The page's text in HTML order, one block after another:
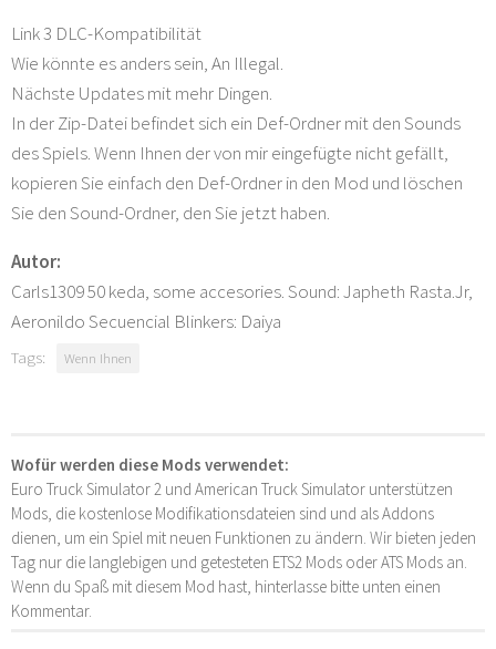
Link 3 DLC-Kompatibilität
Wie könnte es anders sein, An Illegal.
Nächste Updates mit mehr Dingen.
In der Zip-Datei befindet sich ein Def-Ordner mit den Sounds
des Spiels. Wenn Ihnen der von mir eingefügte nicht gefällt,
kopieren Sie einfach den Def-Ordner in den Mod und löschen
Sie den Sound-Ordner, den Sie jetzt haben.
Autor:
Carls1309 50 keda, some accesories. Sound: Japheth Rasta.Jr,
Aeronildo Secuencial Blinkers: Daiya
Tags: Wenn Ihnen
Wofür werden diese Mods verwendet:
Euro Truck Simulator 2 und American Truck Simulator unterstützen
Mods, die kostenlose Modifikationsdateien sind und als Addons
dienen, um ein Spiel mit neuen Funktionen zu ändern. Wir bieten jeden
Tag nur die langlebigen und getesteten ETS2 Mods oder ATS Mods an.
Wenn du Spaß mit diesem Mod hast, hinterlasse bitte unten einen
Kommentar.